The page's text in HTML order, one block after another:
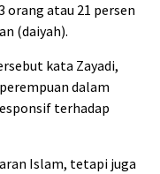
atau 21 persen
(daiyah).
kata Zayadi,
dalam
terhadap
Islam, tetapi juga